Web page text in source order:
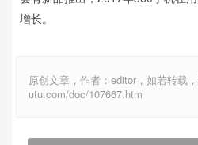
增长。
原创文章，作者：editor，如若转载
utu.com/doc/107667.htm